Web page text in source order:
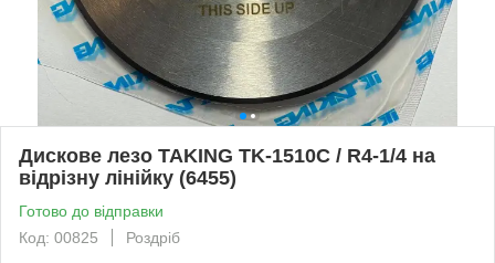
Дискове лезо TAKING TK-1510C / R4-1/4 на
відрізну лінійку (6455)
Готово до відправки
Код: 00825
Роздріб